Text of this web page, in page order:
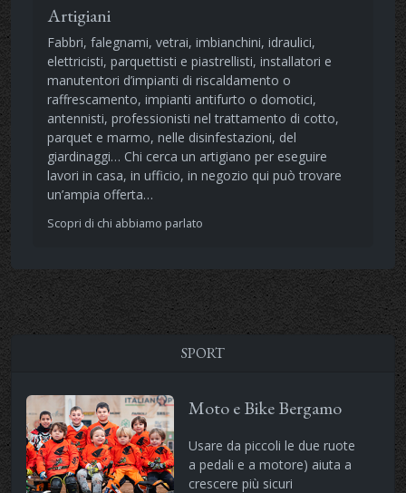
Artigiani
Fabbri, falegnami, vetrai, imbianchini, idraulici,
elettricisti, parquettisti e piastrellisti, installatori e
manutentori d’impianti di riscaldamento o
raffrescamento, impianti antifurto o domotici,
antennisti, professionisti nel trattamento di cotto,
parquet e marmo, nelle disinfestazioni, del
giardinaggi… Chi cerca un artigiano per eseguire
lavori in casa, in ufficio, in negozio qui può trovare
un’ampia offerta…
Scopri di chi abbiamo parlato
SPORT
Moto e Bike Bergamo
Usare da piccoli le due ruote
a pedali e a motore) aiuta a
crescere più sicuri